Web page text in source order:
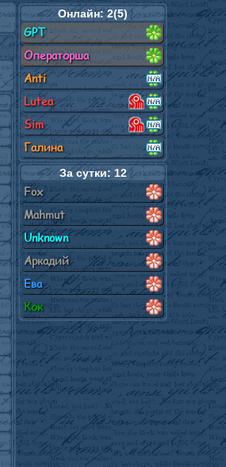
Онлайн: 2(5)
GPT
Операторша
Anti
Lutea
Sim
Галина
За сутки: 12
Fox
Mahmut
Unknown
Аркадий
Ева
Кок